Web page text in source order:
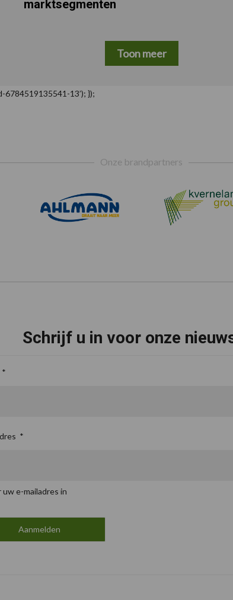
marktsegmenten
Toon meer
6784519135541-13’); });
Onze brandpartners
Schrijf u in voor onze
*
*
uw e-mailadres in